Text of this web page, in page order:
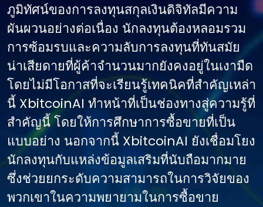
ภูมิทัศน์ของการลงทุนสกุลเงินดิจิทัลมีความ
ผันผวนอย่างต่อเนื่อง นักลงทุนต้องหลอมรวม
การซ้อมรบและความลับการลงทุนที่ทันสมัย
น่าเสียดายที่ผู้ค้าจํานวนมากยังคงอยู่ในเงามืด
โดยไม่มีโอกาสที่จะเรียนรู้เทคนิคที่สําคัญเหล่า
นี้ XbitcoinAI ทําหน้าที่เป็นช่องทางสู่ความรู้ที่
สําคัญนี้ โดยให้การศึกษาการซื้อขายที่เป็น
แบบอย่าง นอกจากนี้ XbitcoinAI ยังเชื่อมโยง
นักลงทุนกับแหล่งข้อมูลเสริมที่นับถือมากมาย
ซึ่งช่วยยกระดับความสามารถในการวิจัยของ
พวกเขาในความพยายามในการซื้อขาย